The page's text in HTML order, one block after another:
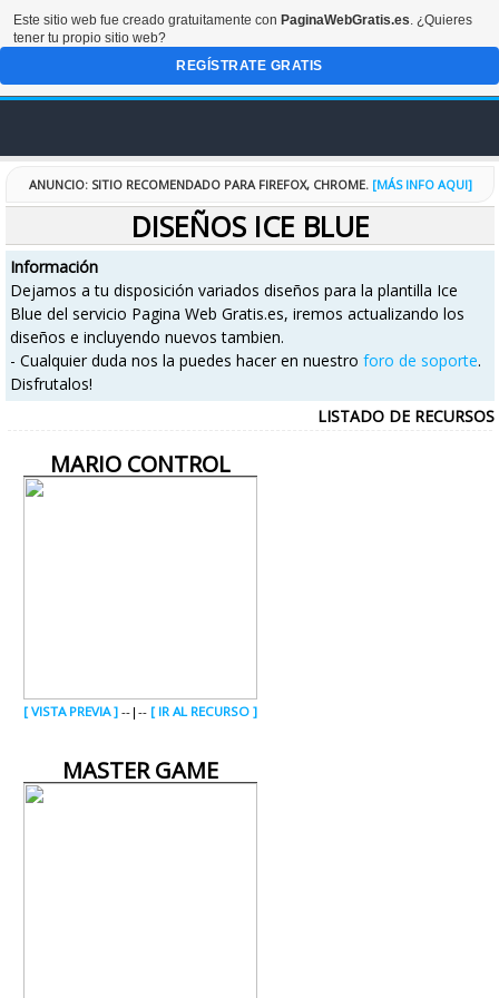
INICIO
FORO
DISEÑOS
CODIGOS
RECURSOS
ESPECIALES
ANUNCIO: SITIO RECOMENDADO PARA FIREFOX, CHROME. [MÁS INFO AQUI]
DISEÑOS ICE BLUE
Información
Dejamos a tu disposición variados diseños para la plantilla Ice
Blue del servicio Pagina Web Gratis.es, iremos actualizando los
diseños e incluyendo nuevos tambien.
- Cualquier duda nos la puedes hacer en nuestroforo de soporte.
Disfrutalos!
LISTADO DE RECURSOS
MARIO CONTROL
[ VISTA PREVIA ] --|-- [ IR AL RECURSO ]
MASTER GAME
Este sitio web fue creado gratuitamente con PaginaWebGratis.es. ¿Quieres
tener tu propio sitio web?
REGÍSTRATE GRATIS